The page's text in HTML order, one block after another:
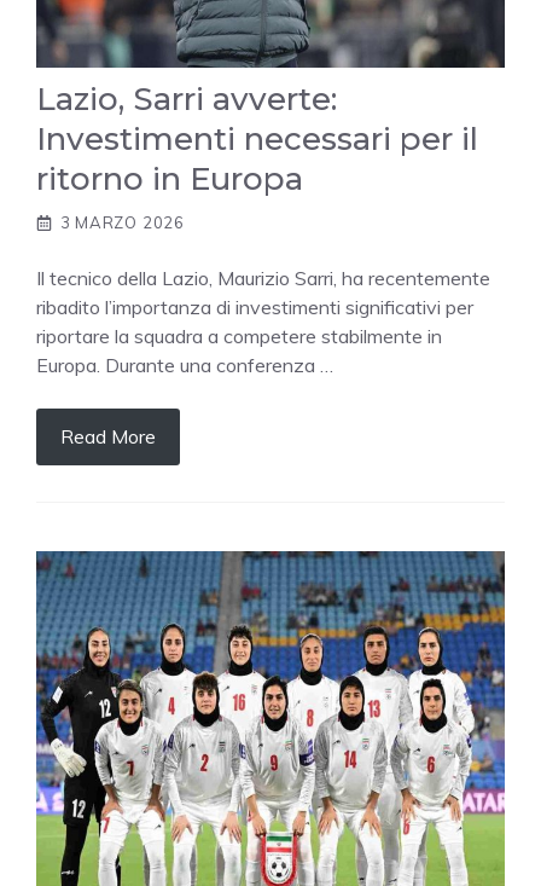
Lazio, Sarri avverte:
Investimenti necessari per il
ritorno in Europa
3 MARZO 2026
Il tecnico della Lazio, Maurizio Sarri, ha recentemente
ribadito l’importanza di investimenti significativi per
riportare la squadra a competere stabilmente in
Europa. Durante una conferenza …
Read More